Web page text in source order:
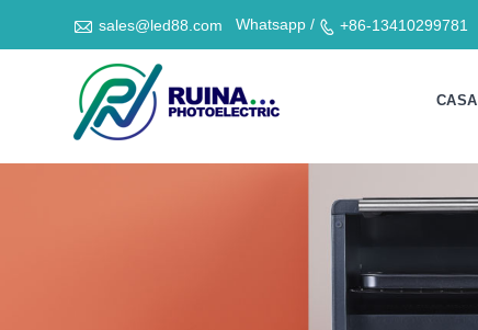
 sales@led88.com Whatsapp /  +86-13410299781
CASA